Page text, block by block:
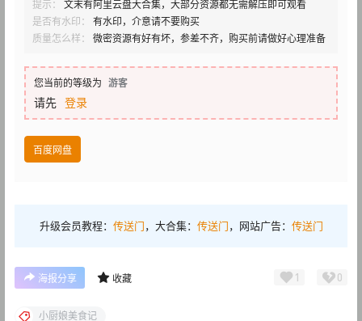
提示：
文末有阿里云盘大合集，大部分资源都无需解压即可观看
是否有水印：
有水印，介意请不要购买
质量怎么样：
微密资源有好有坏，参差不齐，购买前请做好心理准备
您当前的等级为 游客
请先 登录
百度网盘
升级会员教程： 传送门，大合集： 传送门，网站广告： 传送门
海报分享 收藏 1 0
小厨娘美食记